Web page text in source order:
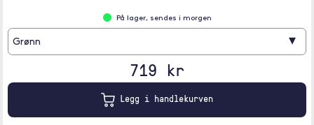
På lager, sendes i morgen
Grønn ▾
719 kr
Legg i handlekurven